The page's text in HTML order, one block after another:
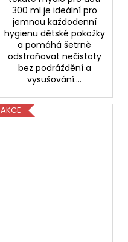
300 ml je ideální pro
jemnou každodenní
hygienu dětské pokožky
a pomáhá šetrně
odstraňovat nečistoty
bez podráždění a
vysušování....
AKCE